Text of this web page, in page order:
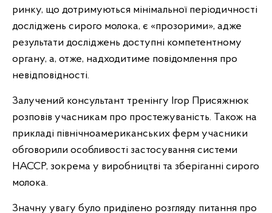
ринку, що дотримуються мінімальної періодичності
досліджень сирого молока, є «прозорими», адже
результати досліджень доступні компетентному
органу, а, отже, надходитиме повідомлення про
невідповідності.
Залучений консультант тренінгу Ігор Присяжнюк
розповів учасникам про простежуваність. Також на
прикладі північноамериканських ферм учасники
обговорили особливості застосування системи
НАССР, зокрема у виробництві та зберіганні сирого
молока.
Значну увагу було приділено розгляду питання про